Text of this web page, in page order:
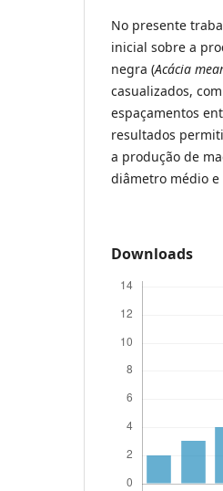
No presente
inicial sobre a
negra (Acácia
casualizados,
espaçamentos
resultados
a produção de
diâmetro médio
Downloads